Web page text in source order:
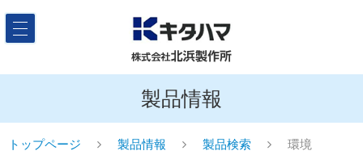
製品情報
トップページ 製品情報 製品検索 環境